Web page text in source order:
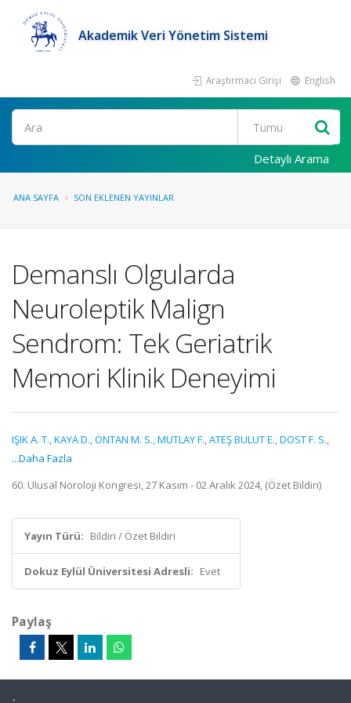
Akademik Veri Yönetim Sistemi
Araştırmacı Girişi English
Ara
Detaylı Arama
ANA SAYFA SON EKLENEN YAYINLAR
Demanslı Olgularda
Neuroleptik Malign
Sendrom: Tek Geriatrik
Memori Klinik Deneyimi
IŞIK A. T.,KAYA D.,ÖNTAN M. S.,MUTLAY F.,ATEŞ BULUT E.,DOST F. S.,
...Daha Fazla
60. Ulusal Nöroloji Kongresi, 27 Kasım - 02 Aralık 2024, (Özet Bildiri)
Yayın Türü: Bildiri / Özet Bildiri
Dokuz Eylül Üniversitesi Adresli: Evet
Paylaş